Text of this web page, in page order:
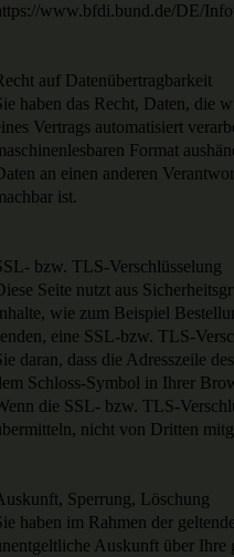
www.bfdi.bund.de/DE/
auf Datenübertragbarkeit
haben das Recht, Daten, die
Vertrags automatisiert
Format
an einen anderen
ist.
bzw. TLS-Verschlüsselung
Seite nutzt aus
wie zum Beispiel
eine SSL-bzw. TLS-
daran, dass die Adresszeile
Schloss-Symbol in Ihrer
die SSL- bzw. TLS-
nicht von Dritten
Sperrung, Löschung
haben im Rahmen der
Auskunft über Ihre